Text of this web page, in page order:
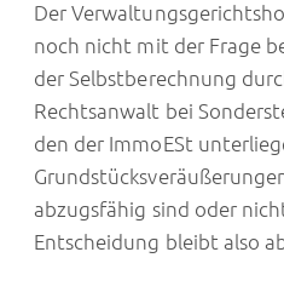
Der
noch nicht mit der Frage
der Selbstberechnung
Rechtsanwalt bei
den der ImmoESt
abzugsfähig sind oder
Entscheidung bleibt also